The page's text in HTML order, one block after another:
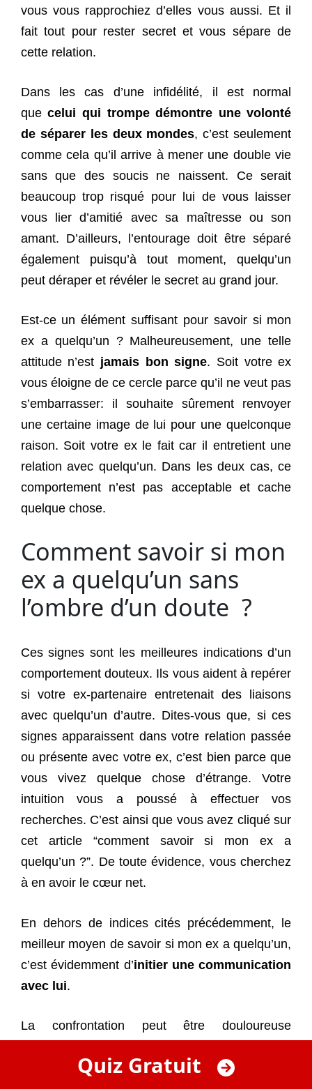
vous vous rapprochiez d’elles vous aussi. Et il
fait tout pour rester secret et vous sépare de
cette relation.
Dans les cas d’une infidélité, il est normal
quecelui qui trompe démontre une volonté
de séparer les deux mondes, c’est seulement
comme cela qu’il arrive à mener une double vie
sans que des soucis ne naissent. Ce serait
beaucoup trop risqué pour lui de vous laisser
vous lier d’amitié avec sa maîtresse ou son
amant. D’ailleurs, l’entourage doit être séparé
également puisqu’à tout moment, quelqu’un
peut déraper et révéler le secret au grand jour.
Est-ce un élément suffisant pour savoir si mon
ex a quelqu’un ? Malheureusement, une telle
attitude n’est jamais bon signe. Soit votre ex
vous éloigne de ce cercle parce qu’il ne veut pas
s’embarrasser: il souhaite sûrement renvoyer
une certaine image de lui pour une quelconque
raison. Soit votre ex le fait car il entretient une
relation avec quelqu’un. Dans les deux cas, ce
comportement n’est pas acceptable et cache
quelque chose.
Comment savoir si mon
ex a quelqu’un sans
l’ombre d’un doute ?
Ces signes sont les meilleures indications d’un
comportement douteux. Ils vous aident à repérer
si votre ex-partenaire entretenait des liaisons
avec quelqu’un d’autre. Dites-vous que, si ces
signes apparaissent dans votre relation passée
ou présente avec votre ex, c’est bien parce que
vous vivez quelque chose d’étrange. Votre
intuition vous a poussé à effectuer vos
recherches. C’est ainsi que vous avez cliqué sur
cet article “comment savoir si mon ex a
quelqu’un ?”. De toute évidence, vous cherchez
à en avoir le cœur net.
En dehors de indices cités précédemment, le
meilleur moyen de savoir si mon ex a quelqu’un,
c’est évidemment d’initier une communication
avec lui.
La confrontation peut être douloureuse
. En lui posant la question calmement,
Quiz Gratuit